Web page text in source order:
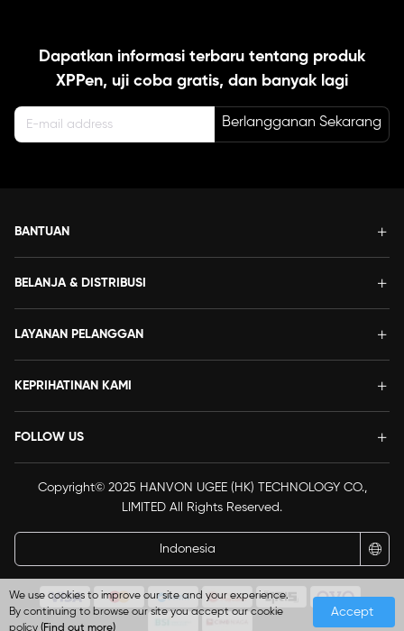
Dapatkan informasi terbaru tentang produk
XPPen, uji coba gratis, dan banyak lagi
Berlangganan Sekarang
BANTUAN
BELANJA & DISTRIBUSI
LAYANAN PELANGGAN
KEPRIHATINAN KAMI
FOLLOW US
Copyright© 2025 HANVON UGEE (HK) TECHNOLOGY CO.,
LIMITED All Rights Reserved.
We use cookies to improve our site and your experience.
By continuing to browse our site you accept our cookie
policy (Find out more)
Accept
Indonesia